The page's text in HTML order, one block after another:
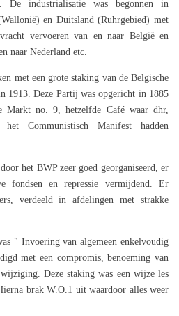
De industrialisatie was begonnen in
en Duitsland (Ruhrgebied) met
vervoeren van en naar België en
naar Nederland etc.
met een grote staking van de Belgische
1913. Deze Partij was opgericht in 1885
Markt no. 9, hetzelfde Café waar dhr,
Communistisch Manifest hadden
het BWP zeer goed georganiseerd, er
fondsen en repressie vermijdend. Er
verdeeld in afdelingen met strakke
" Invoering van algemeen enkelvoudig
met een compromis, benoeming van
Deze staking was een wijze les
brak W.O.1 uit waardoor alles weer